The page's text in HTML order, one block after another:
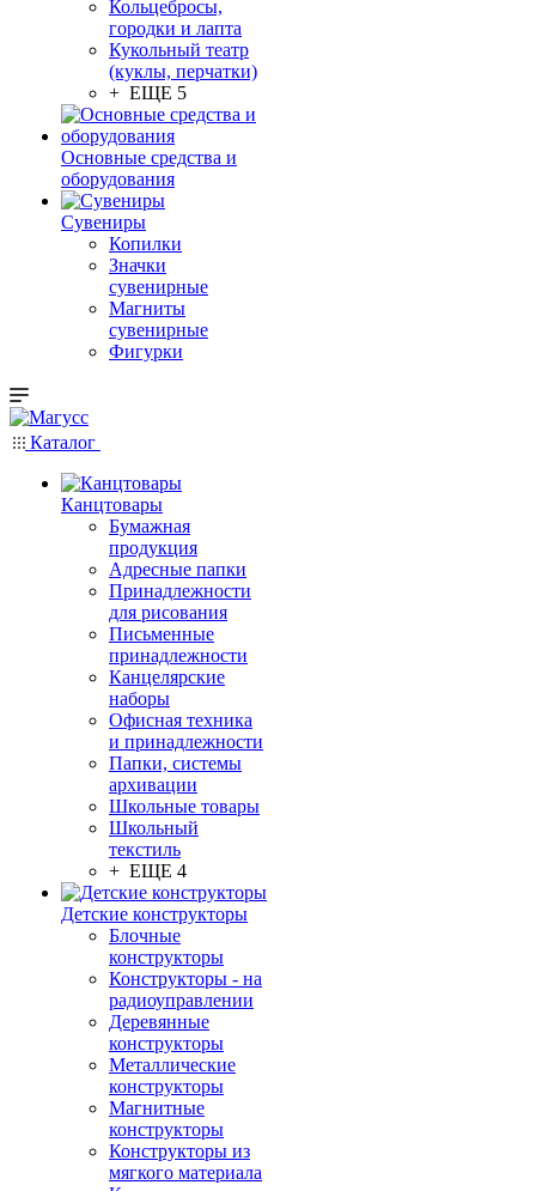
Кольцебросы,
городки и лапта
Кукольный театр
(куклы, перчатки)
+ ЕЩЕ 5
Основные средства и
оборудования
Сувениры
Копилки
Значки
сувенирные
Магниты
сувенирные
Фигурки
Каталог
Канцтовары
Бумажная
продукция
Адресные папки
Принадлежности
для рисования
Письменные
принадлежности
Канцелярские
наборы
Офисная техника
и принадлежности
Папки, системы
архивации
Школьные товары
Школьный
текстиль
+ ЕЩЕ 4
Детские конструкторы
Блочные
конструкторы
Конструкторы - на
радиоуправлении
Деревянные
конструкторы
Металлические
конструкторы
Магнитные
конструкторы
Конструкторы из
мягкого материала